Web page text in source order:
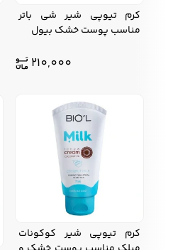
کرم تیوپی شیر شی باتر
مناسب پوست خشک بیول
210,000
کرم تیوپی شیر کوکونات